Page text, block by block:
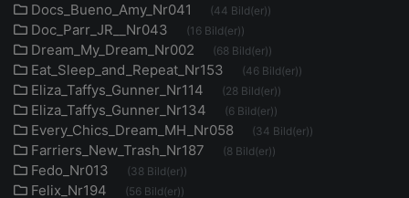
Docs_Bueno_Amy_Nr041 (44 Bild(er))
Doc_Parr_JR__Nr043 (16 Bild(er))
Dream_My_Dream_Nr002 (68 Bild(er))
Eat_Sleep_and_Repeat_Nr153 (46 Bild(er))
Eliza_Taffys_Gunner_Nr114 (28 Bild(er))
Eliza_Taffys_Gunner_Nr134 (6 Bild(er))
Every_Chics_Dream_MH_Nr058 (34 Bild(er))
Farriers_New_Trash_Nr187 (8 Bild(er))
Fedo_Nr013 (38 Bild(er))
Felix_Nr194 (56 Bild(er))